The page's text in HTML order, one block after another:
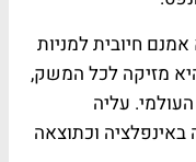
חיובית למניות
מזיקה לכל המשק,
עליה
וכתוצאה